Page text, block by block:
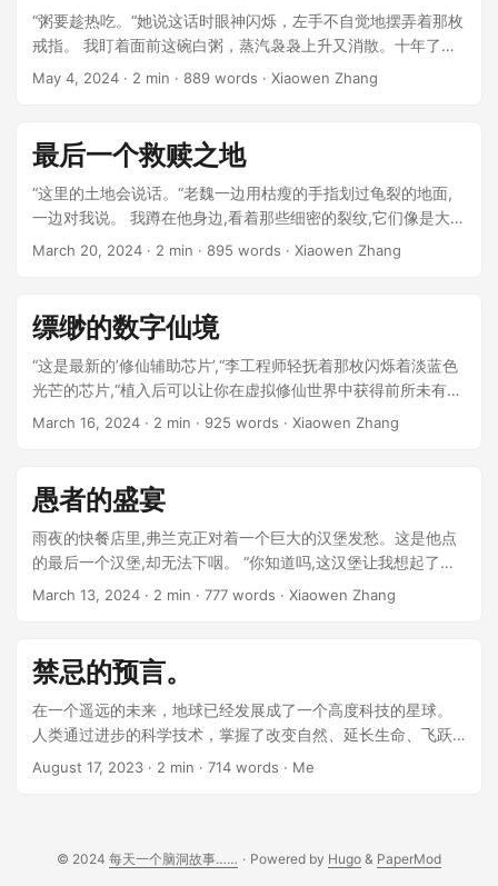
“粥要趁热吃。“她说这话时眼神闪烁，左手不自觉地摆弄着那枚
戒指。 我盯着面前这碗白粥，蒸汽袅袅上升又消散。十年了，
她每天都会给我煮这样一碗粥。起初是因为我胃不好，后来成
May 4, 2024 · 2 min · 889 words · Xiaowen Zhang
最后一个救赎之地
“这里的土地会说话。“老魏一边用枯瘦的手指划过龟裂的地面,
一边对我说。 我蹲在他身边,看着那些细密的裂纹,它们像是大地
上绽开的伤口。自从那场席卷全球的灾难发生后,这片荒芜的土
March 20, 2024 · 2 min · 895 words · Xiaowen Zhang
缥缈的数字仙境
“这是最新的’修仙辅助芯片’,“李工程师轻抚着那枚闪烁着淡蓝色
光芒的芯片,“植入后可以让你在虚拟修仙世界中获得前所未有的
真实感。” ...
March 16, 2024 · 2 min · 925 words · Xiaowen Zhang
愚者的盛宴
雨夜的快餐店里,弗兰克正对着一个巨大的汉堡发愁。这是他点
的最后一个汉堡,却无法下咽。 “你知道吗,这汉堡让我想起了一
个有趣的故事。“邻桌的老人轻声说道。他面前放着一杯咖啡,目
March 13, 2024 · 2 min · 777 words · Xiaowen Zhang
禁忌的预言。
在一个遥远的未来，地球已经发展成了一个高度科技的星球。
人类通过进步的科学技术，掌握了改变自然、延长生命、飞跃
星际的力量。然而，唯独探知未来的能力，仍然被视为禁忌之
August 17, 2023 · 2 min · 714 words · Me
© 2024 每天一个脑洞故事…… · Powered by Hugo & PaperMod